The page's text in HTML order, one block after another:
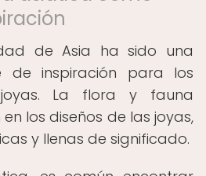
de Asia ha sido una
de inspiración para los
La flora y fauna
los diseños de las joyas,
y llenas de significado.